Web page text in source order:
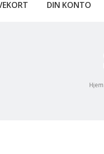
DIN KONTO
Hjem